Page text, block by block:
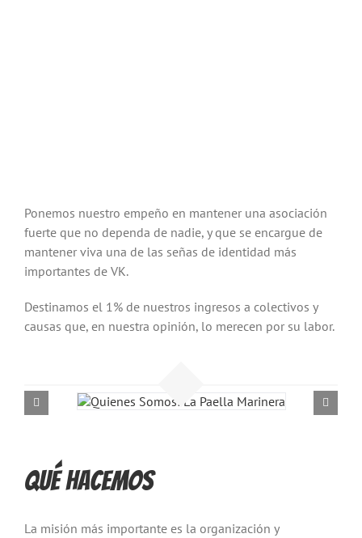
Ponemos nuestro empeño en mantener una asociación
fuerte que no dependa de nadie, y que se encargue de
mantener viva una de las señas de identidad más
importantes de VK.
Destinamos el 1% de nuestros ingresos a colectivos y
causas que, en nuestra opinión, lo merecen por su labor.
QUÉ HACEMOS
La misión más importante es la organización y